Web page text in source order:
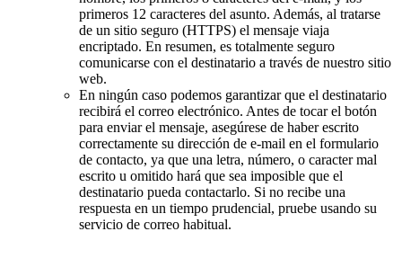
primeros 12 caracteres del asunto. Además, al tratarse
de un sitio seguro (HTTPS) el mensaje viaja
encriptado. En resumen, es totalmente seguro
comunicarse con el destinatario a través de nuestro sitio
web.
En ningún caso podemos garantizar que el destinatario
recibirá el correo electrónico. Antes de tocar el botón
para enviar el mensaje, asegúrese de haber escrito
correctamente su dirección de e-mail en el formulario
de contacto, ya que una letra, número, o caracter mal
escrito u omitido hará que sea imposible que el
destinatario pueda contactarlo. Si no recibe una
respuesta en un tiempo prudencial, pruebe usando su
servicio de correo habitual.